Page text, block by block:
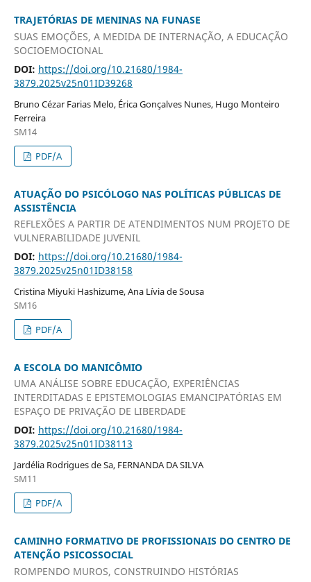
TRAJETÓRIAS DE MENINAS NA FUNASE
SUAS EMOÇÕES, A MEDIDA DE INTERNAÇÃO, A EDUCAÇÃO
SOCIOEMOCIONAL
DOI: https://doi.org/10.21680/1984-
3879.2025v25n01ID39268
Bruno Cézar Farias Melo, Érica Gonçalves Nunes, Hugo Monteiro
Ferreira
SM14
PDF/A
ATUAÇÃO DO PSICÓLOGO NAS POLÍTICAS PÚBLICAS DE
ASSISTÊNCIA
REFLEXÕES A PARTIR DE ATENDIMENTOS NUM PROJETO DE
VULNERABILIDADE JUVENIL
DOI: https://doi.org/10.21680/1984-
3879.2025v25n01ID38158
Cristina Miyuki Hashizume, Ana Lívia de Sousa
SM16
PDF/A
A ESCOLA DO MANICÔMIO
UMA ANÁLISE SOBRE EDUCAÇÃO, EXPERIÊNCIAS
INTERDITADAS E EPISTEMOLOGIAS EMANCIPATÓRIAS EM
ESPAÇO DE PRIVAÇÃO DE LIBERDADE
DOI: https://doi.org/10.21680/1984-
3879.2025v25n01ID38113
Jardélia Rodrigues de Sa, FERNANDA DA SILVA
SM11
PDF/A
CAMINHO FORMATIVO DE PROFISSIONAIS DO CENTRO DE
ATENÇÃO PSICOSSOCIAL
ROMPENDO MUROS, CONSTRUINDO HISTÓRIAS